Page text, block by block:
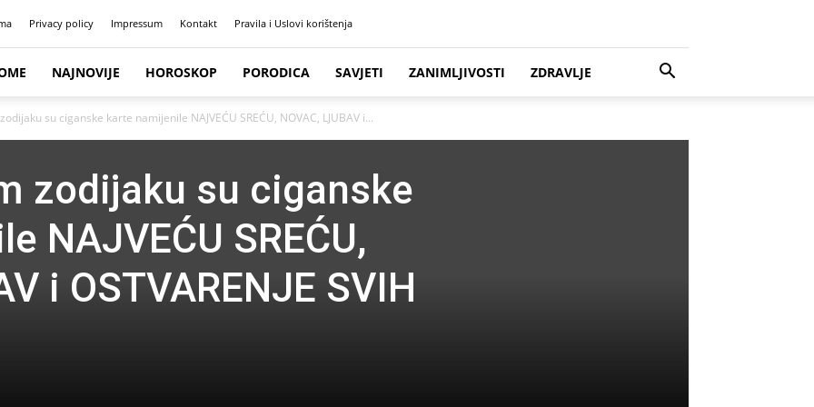
Privacy policy Impressum Kontakt Pravila i Uslovi korištenja
NAJNOVIJE HOROSKOP PORODICA SAVJETI ZANIMLJIVOSTI ZDRAVLJE
su ciganske karte namijenile NAJVEĆU SREĆU, NOVAC, LJUBAV i...
zodijaku su ciganske
NAJVEĆU SREĆU,
i OSTVARENJE SVIH